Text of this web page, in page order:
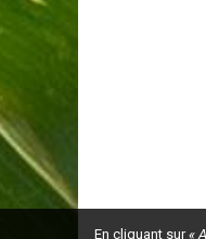
En cliquant sur«